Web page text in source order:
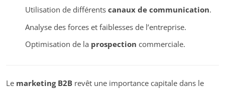
Utilisation de différents canaux de communication.
Analyse des forces et faiblesses de l’entreprise.
Optimisation de la prospection commerciale.
Le marketing B2B revêt une importance capitale dans le